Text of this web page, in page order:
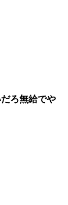
ろ無給でや